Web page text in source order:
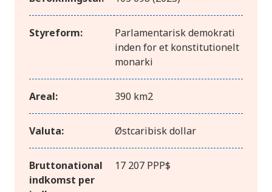
Styreform:
Parlamentarisk demokrati
inden for et konstitutionelt
monarki
Areal: 390 km2
Valuta: Østcaribisk dollar
Bruttonational
indkomst per
17 207 PPP$